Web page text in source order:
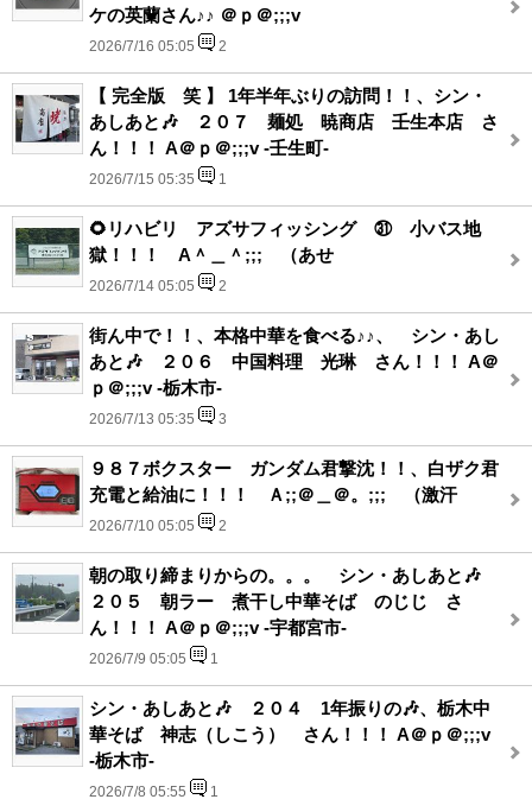
ケの英蘭さん♪♪ ＠ｐ＠;;;v
2026/7/16 05:05 2
【 完全版 笑 】 1年半年ぶりの訪問！！、シン・
あしあと🎶 ２０７ 麺処 暁商店 壬生本店 さ
ん！！！ A＠ｐ＠;;;v -壬生町-
2026/7/15 05:35 1
🌻リハビリ アズサフィッシング ㉛ 小バス地
獄！！！ A＾＿＾;;;ゞ（あせ
2026/7/14 05:05 2
街ん中で！！、本格中華を食べる♪♪、 シン・あし
あと🎶 ２０６ 中国料理 光琳 さん！！！ A＠
ｐ＠;;;v -栃木市-
2026/7/13 05:35 3
９８７ボクスター ガンダム君撃沈！！、白ザク君
充電と給油に！！！ Ａ;;＠＿＠。;;;ゞ（激汗
2026/7/10 05:05 2
朝の取り締まりからの。。。 シン・あしあと🎶
２０５ 朝ラー 煮干し中華そば のじじ さ
ん！！！ A＠ｐ＠;;;v -宇都宮市-
2026/7/9 05:05 1
シン・あしあと🎶 ２０４ 1年振りの🎶、栃木中
華そば 神志（しこう） さん！！！ A＠ｐ＠;;;v
-栃木市-
2026/7/8 05:55 1